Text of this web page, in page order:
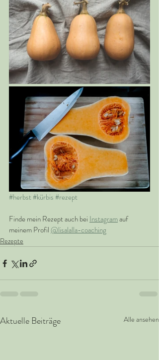
#herbst#kürbis#rezept
Finde mein Rezept auch bei Instagram auf
meinem Profil @lisalalla-coaching
Rezepte
Aktuelle Beiträge Alle ansehen